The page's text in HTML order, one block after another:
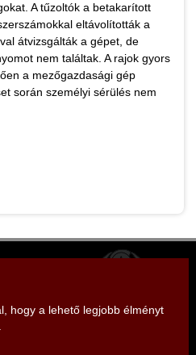
A tűzoltók a betakarított
eltávolították a
átvizsgálták a gépet, de
nem találtak. A rajok gyors
a mezőgazdasági gép
során személyi sérülés nem
hogy a lehető legjobb élményt